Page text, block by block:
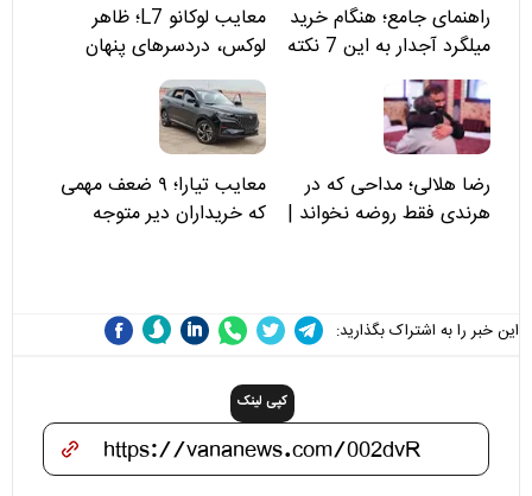
راهنمای جامع؛ هنگام خرید
میلگرد آجدار به این 7 نکته
توجه کنید
معایب لوکانو L7؛ ظاهر
لوکس، دردسرهای پنهان
رضا هلالی؛ مداحی که در
هرندی فقط روضه نخواند |
معایب تیارا؛ ۹ ضعف مهمی
که خریداران دیر متوجه
این خبر را به اشتراک بگذارید:
کپی لینک